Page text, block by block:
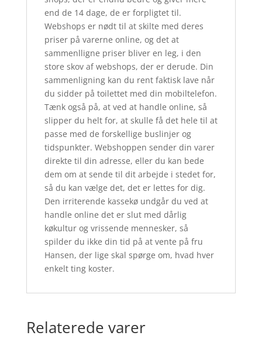
end de 14 dage, de er forpligtet til.
Webshops er nødt til at skilte med deres
priser på varerne online, og det at
sammenlligne priser bliver en leg, i den
store skov af webshops, der er derude. Din
sammenligning kan du rent faktisk lave når
du sidder på toilettet med din mobiltelefon.
Tænk også på, at ved at handle online, så
slipper du helt for, at skulle få det hele til at
passe med de forskellige buslinjer og
tidspunkter. Webshoppen sender din varer
direkte til din adresse, eller du kan bede
dem om at sende til dit arbejde i stedet for,
så du kan vælge det, det er lettes for dig.
Den irriterende kassekø undgår du ved at
handle online det er slut med dårlig
køkultur og vrissende mennesker, så
spilder du ikke din tid på at vente på fru
Hansen, der lige skal spørge om, hvad hver
enkelt ting koster.
Relaterede varer